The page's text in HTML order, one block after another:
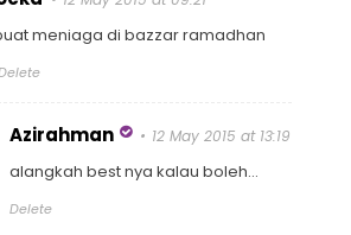
meniaga di bazzar ramadhan
Azirahman 12 May 2015 at 13:19
alangkah best nya kalau boleh...
Delete